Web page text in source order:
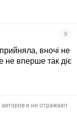
9
вночі не
не вперше так діє
и не отражают